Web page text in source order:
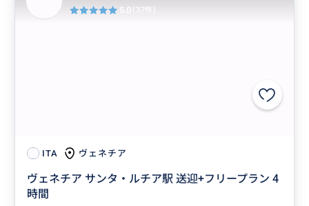
ITA ヴェネチア
ヴェネチア サンタ・ルチア駅 送迎+フリープラン 4
時間
5.0 (37件)